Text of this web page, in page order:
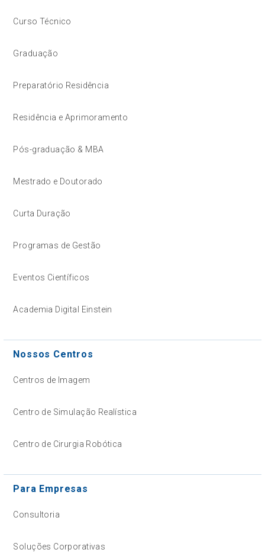
Curso Técnico
Graduação
Preparatório Residência
Residência e Aprimoramento
Pós-graduação & MBA
Mestrado e Doutorado
Curta Duração
Programas de Gestão
Eventos Científicos
Academia Digital Einstein
Nossos Centros
Centros de Imagem
Centro de Simulação Realística
Centro de Cirurgia Robótica
Para Empresas
Consultoria
Soluções Corporativas